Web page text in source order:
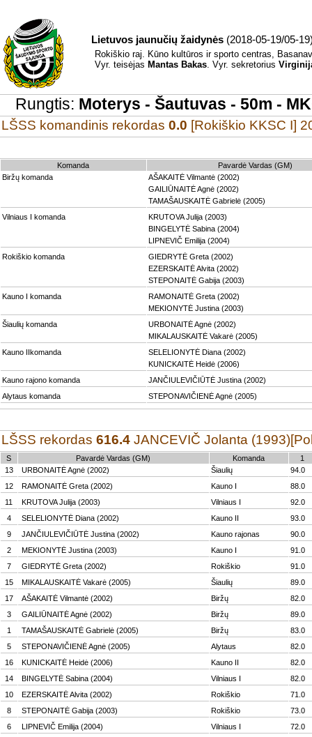
Lietuvos jaunučių žaidynės (2018-05-19/05-
Rokiškio raj. Kūno kultūros ir sporto centras,
Vyr. teisėjas Mantas Bakas. Vyr. sekretorius
Rungtis: Moterys - Šautuvas - 50m -
LŠSS komandinis rekordas 0.0 [Rokiškio KKSC I]
Komanda
Pavardė Vardas (GM)
Biržų komanda
AŠAKAITĖ Vilmantė (2002)
GAILIŪNAITĖ Agnė (2002)
TAMAŠAUSKAITĖ Gabrielė (2005)
Vilniaus I komanda
KRUTOVA Julija (2003)
BINGELYTĖ Sabina (2004)
LIPNEVIČ Emilija (2004)
Rokiškio komanda
GIEDRYTĖ Greta (2002)
EZERSKAITĖ Alvita (2002)
STEPONAITĖ Gabija (2003)
Kauno I komanda
RAMONAITĖ Greta (2002)
MEKIONYTĖ Justina (2003)
Šiaulių komanda
URBONAITĖ Agnė (2002)
MIKALAUSKAITĖ Vakarė (2005)
Kauno IIkomanda
SELELIONYTĖ Diana (2002)
KUNICKAITĖ Heidė (2006)
Kauno rajono komanda
JANČIULEVIČIŪTĖ Justina (2002)
Alytaus komanda
STEPONAVIČIENĖ Agnė (2005)
LŠSS rekordas 616.4 JANCEVIČ Jolanta
S Pavardė Vardas (GM) Komanda
1
13
URBONAITĖ Agnė (2002) Šiaulių
94.0
12
RAMONAITĖ Greta (2002) Kauno I
88.0
11
KRUTOVA Julija (2003) Vilniaus I
92.0
4
SELELIONYTĖ Diana (2002) Kauno II
93.0
9
JANČIULEVIČIŪTĖ Justina (2002) Kauno rajonas
90.0
2
MEKIONYTĖ Justina (2003) Kauno I
91.0
7
GIEDRYTĖ Greta (2002) Rokiškio
91.0
15
MIKALAUSKAITĖ Vakarė (2005) Šiaulių
89.0
17
AŠAKAITĖ Vilmantė (2002) Biržų
82.0
3
GAILIŪNAITĖ Agnė (2002) Biržų
89.0
1
TAMAŠAUSKAITĖ Gabrielė (2005) Biržų
83.0
5
STEPONAVIČIENĖ Agnė (2005) Alytaus
82.0
16
KUNICKAITĖ Heidė (2006) Kauno II
82.0
14
BINGELYTĖ Sabina (2004) Vilniaus I
82.0
10
EZERSKAITĖ Alvita (2002) Rokiškio
71.0
8
STEPONAITĖ Gabija (2003) Rokiškio
73.0
6
LIPNEVIČ Emilija (2004) Vilniaus I 72.0